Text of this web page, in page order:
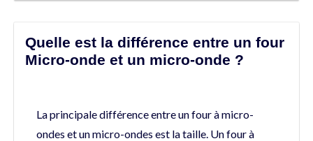
Quelle est la différence entre un four
Micro-onde et un micro-onde ?
La principale différence entre un four à micro-
ondes et un micro-ondes est la taille. Un four à